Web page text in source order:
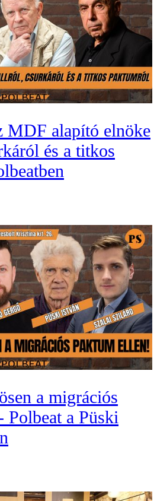
MDF alapító elnöke
és a titkos
a migrációs
a Püski